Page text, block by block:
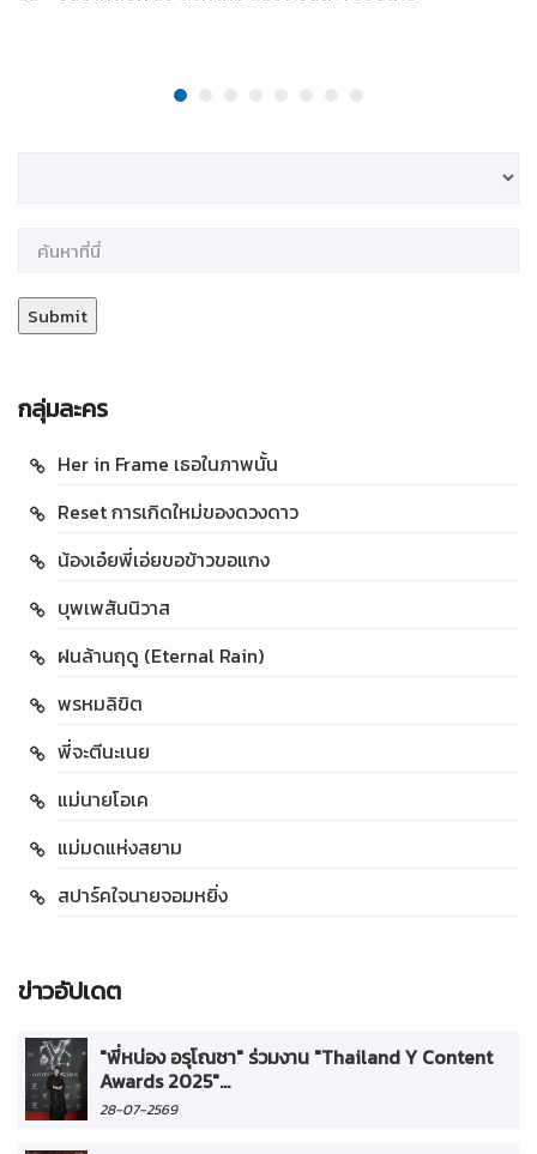
กลุ่มละคร
Her in Frame เธอในภาพนั้น
Reset การเกิดใหม่ของดวงดาว
น้องเอ๋ยพี่เอ่ยขอข้าวขอแกง
บุพเพสันนิวาส
ฝนล้านฤดู (Eternal Rain)
พรหมลิขิต
พี่จะตีนะเนย
แม่นายโอเค
แม่มดแห่งสยาม
สปาร์คใจนายจอมหยิ่ง
ข่าวอัปเดต
"พี่หน่อง อรุโณชา" ร่วมงาน "Thailand Y Content
Awards 2025"...
28-07-2569